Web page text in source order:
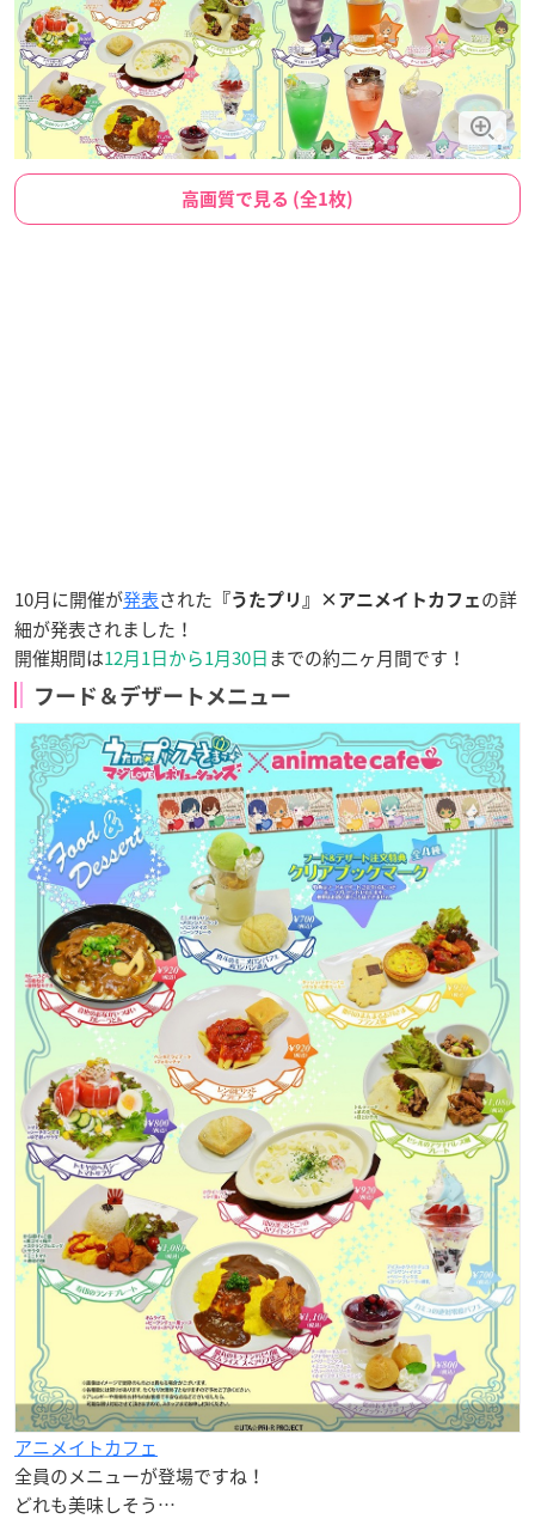
高画質で見る (全1枚)
10月に開催が発表された 『うたプリ』×アニメイトカフェ の詳
細が発表されました！
開催期間は12月1日から1月30日までの約二ヶ月間です！
フード＆デザートメニュー
アニメイトカフェ
全員のメニューが登場ですね！
どれも美味しそう…